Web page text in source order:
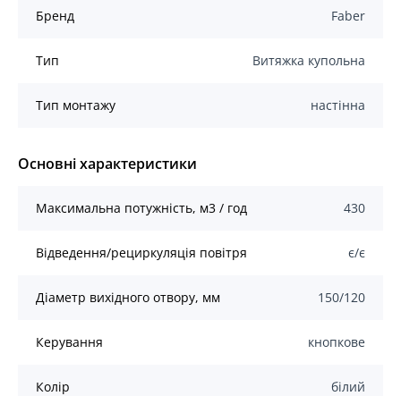
Бренд Faber
Тип Витяжка купольна
Тип монтажу настінна
Основні характеристики
Mаксимальна потужність, м3 / год 430
Відведення/рециркуляція повітря є/є
Діаметр вихідного отвору, мм 150/120
Керування кнопкове
Колір білий